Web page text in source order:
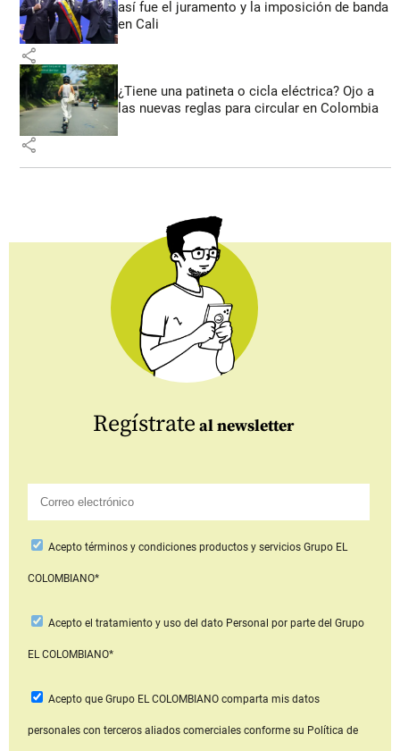
así fue el juramento y la imposición de banda
en Cali
share
¿Tiene una patineta o cicla eléctrica? Ojo a
las nuevas reglas para circular en Colombia
share
Regístrate al newsletter
Aceptotérminos y condiciones productos y serviciosGrupo EL
COLOMBIANO*
Acepto el tratamiento y uso del dato Personal por parte del Grupo
EL COLOMBIANO*
Acepto que Grupo EL COLOMBIANOcomparta mis datos
personales con terceros aliados comerciales conforme su Política de